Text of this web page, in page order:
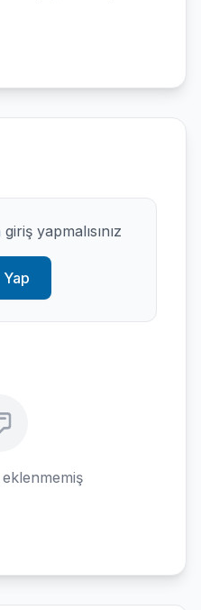
yapmalısınız
eklenmemiş